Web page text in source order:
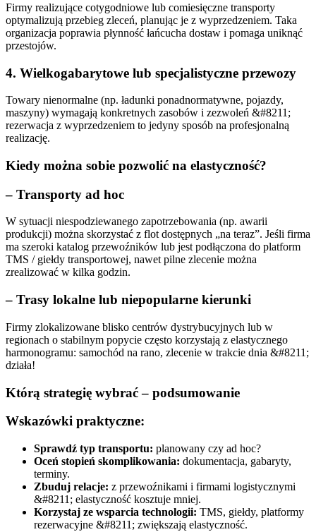
Firmy realizujące cotygodniowe lub comiesięczne transporty
optymalizują przebieg zleceń, planując je z wyprzedzeniem. Taka
organizacja poprawia płynność łańcucha dostaw i pomaga uniknąć
przestojów.
4. Wielkogabarytowe lub specjalistyczne przewozy
Towary nienormalne (np. ładunki ponadnormatywne, pojazdy,
maszyny) wymagają konkretnych zasobów i zezwoleń &#8211;
rezerwacja z wyprzedzeniem to jedyny sposób na profesjonalną
realizację.
Kiedy można sobie pozwolić na elastyczność?
– Transporty ad hoc
W sytuacji niespodziewanego zapotrzebowania (np. awarii
produkcji) można skorzystać z flot dostępnych „na teraz”. Jeśli firma
ma szeroki katalog przewoźników lub jest podłączona do platform
TMS / giełdy transportowej, nawet pilne zlecenie można
zrealizować w kilka godzin.
– Trasy lokalne lub niepopularne kierunki
Firmy zlokalizowane blisko centrów dystrybucyjnych lub w
regionach o stabilnym popycie często korzystają z elastycznego
harmonogramu: samochód na rano, zlecenie w trakcie dnia &#8211;
działa!
Którą strategię wybrać – podsumowanie
Wskazówki praktyczne:
Sprawdź typ transportu: planowany czy ad hoc?
Oceń stopień skomplikowania: dokumentacja, gabaryty,
terminy.
Zbuduj relacje: z przewoźnikami i firmami logistycznymi
&#8211; elastyczność kosztuje mniej.
Korzystaj ze wsparcia technologii: TMS, giełdy, platformy
rezerwacyjne &#8211; zwiększają elastyczność.